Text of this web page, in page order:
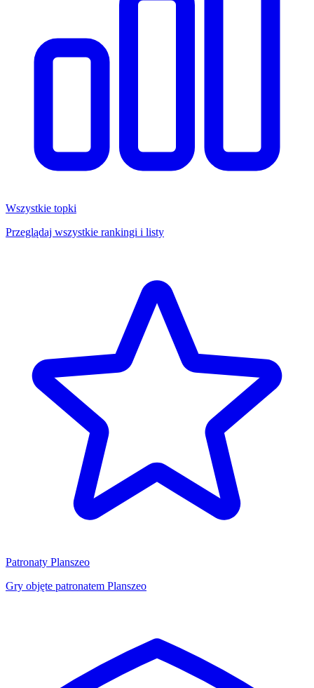
Wszystkie topki
Przeglądaj wszystkie rankingi i listy
Patronaty Planszeo
Gry objęte patronatem Planszeo